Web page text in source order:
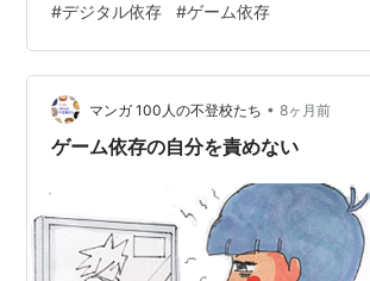
がする・YouTube以外の、何気ない物事に
ようになった・親子の会話が増えた・お
ず、むしろ積極的にやってくれるように
がついていなくても、ソワソワしなくなっ
も、テレビを見ずに景色や会話を楽しめる
#デジタル依存 #ゲーム依存
マンガ 100人の不登校たち • 8ヶ月前
ゲーム依存の自分を責めない